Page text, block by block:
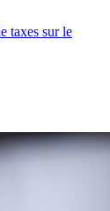
taxes sur le